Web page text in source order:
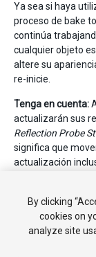
Ya sea si haya
proceso de bake
continúa
cualquier objeto
altere su
re-inicie.
Tenga en cuenta:
actualizarán sus
Reflection Probe
significa que
actualización
reflejos cuando
By clicking
cookies on
analyze site